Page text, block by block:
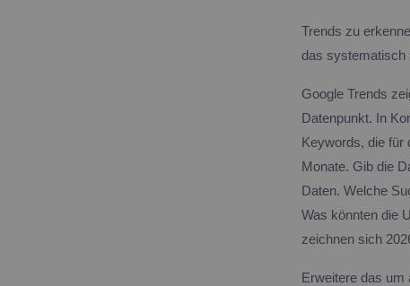
Trends zu
das systematisch
Google Trends
Datenpunkt. In
Keywords, die für
Monate. Gib die
Daten. Welche
Was könnten die
zeichnen sich
Erweitere das um